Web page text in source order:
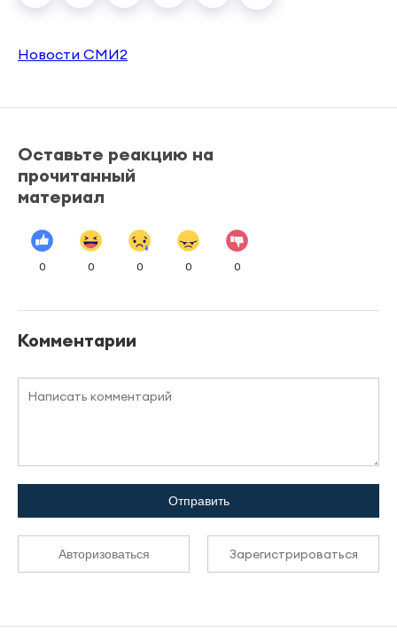
Новости СМИ2
Оставьте реакцию на
прочитанный
материал
0 0 0 0 0
Комментарии
Отправить
Авторизоваться Зарегистрироваться